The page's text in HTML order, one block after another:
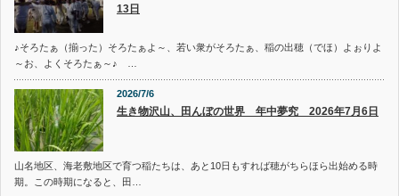
13日
♪そろたぁ（揃った）そろたぁよ～、若い衆がそろたぁ、稲の出穂（でほ）よぉりよ
～お、よくそろたぁ～♪ …
2026/7/6
生き物沢山、田んぼの世界 年中夢究 2026年7月6日
山名地区、海老敷地区で育つ稲たちは、あと10日もすれば穂がちらほら出始める時
期。この時期になると、田…